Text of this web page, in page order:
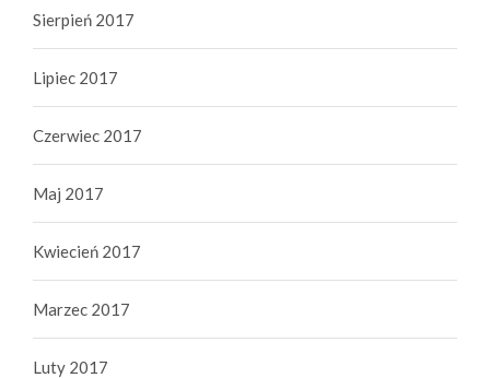
Sierpień 2017
Lipiec 2017
Czerwiec 2017
Maj 2017
Kwiecień 2017
Marzec 2017
Luty 2017